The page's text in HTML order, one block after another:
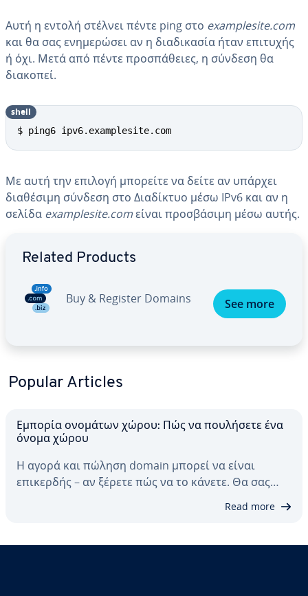
Αυτή η εντολή στέλνει πέντε ping στο examplesite.com
και θα σας ενημερώσει αν η διαδικασία ήταν επιτυχής
ή όχι. Μετά από πέντε προσπάθειες, η σύνδεση θα
διακοπεί.
$ ping6 ipv6.examplesite.com
shell
Με αυτή την επιλογή μπορείτε να δείτε αν υπάρχει
διαθέσιμη σύνδεση στο Διαδίκτυο μέσω IPv6 και αν η
σελίδα examplesite.comείναι προσβάσιμη μέσω αυτής.
Related Products
Buy & Register Domains See more
Popular Articles
Εμπορία ονομάτων χώρου: Πώς να πουλήσετε ένα
όνομα χώρου
Η αγορά και πώληση domain μπορεί να είναι
επικερδής – αν ξέρετε πώς να το κάνετε. Θα σας…
Read more